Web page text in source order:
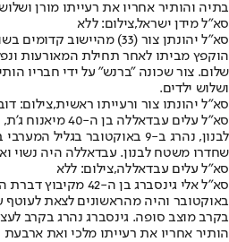
בתיה והותיר אחריו את רעייתו מורן
סא"ל מידן ישראל,צילום: ללא
סא"ל יהונתן צור (33)
הוקפץ מביתו לאחר תחילת המאורעות
שלום. צור שכונה "ברנש" על ידי חבריו
ושלוש ילדים.
סא"ל יהונתו צור ורעייתו ראשית,צילום:
לבנון, נהרג ב-9 באוקטובר
שחדרו משטח לבנון. עבדאללה היה נשוי
סא"ל עלים עבדאללה,צילום: ללא
באוקטובר והיה מהראשונים לצאת
בקרב מוצב סופה. גינסברג נהרג בקרב
הותיר אחריו את רעייתו מלכי ואת ארבעת